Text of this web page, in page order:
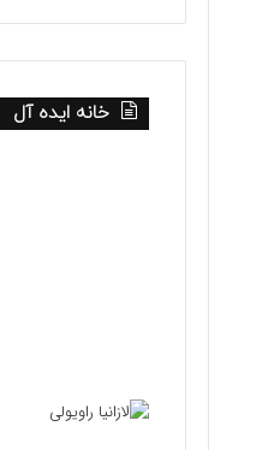
خانه ایده آل